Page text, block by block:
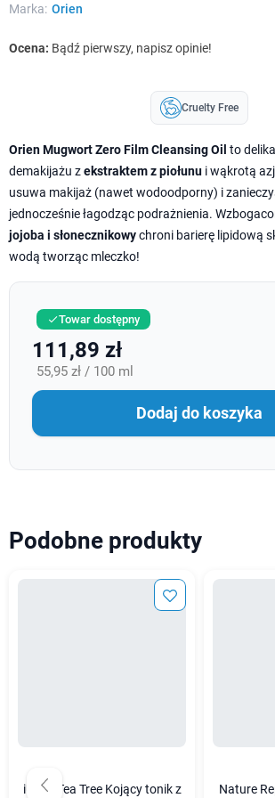
Marka: Orien
Ocena: Bądź pierwszy, napisz opinie!
Cruelty Free
Orien Mugwort Zero Film Cleansing Oil to
demakijażu zekstraktem z piołunu i wąkrotą
usuwa makijaż (nawet wodoodporny) i
jednocześnie łagodząc podrażnienia.
jojoba i słonecznikowychroni barierę lipidową
wodą tworząc mleczko!
Towar dostępny
111,89 zł
55,95 zł / 100 ml
Dodaj do koszyka
Podobne produkty
iUNIK Tea Tree Kojący tonik z
Nature